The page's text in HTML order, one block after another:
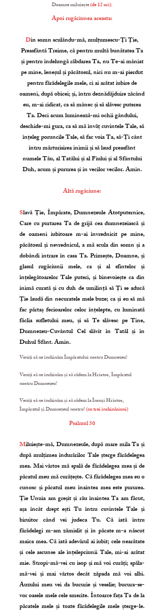
Doamne miluiește(de 12 ori).
Apoi rugăciunea aceasta:
Din somn sculându-mă, mulțumescu-Ți Ție,
Preasfântă Treime, că pentru multă bunătatea Ta
și pentru îndelungă răbdarea Ta, nu Te-ai mâniat
pe mine, leneșul și păcătosul, nici nu m-ai pierdut
pentru fărădelegile mele, ci ai arătat iubire de
oameni, după obicei; și, întru deznădăjduire zăcând
eu, m-ai ridicat, ca să mânec și să slăvesc puterea
Ta. Deci acum luminează-mi ochii gândului,
deschide-mi gura, ca să mă învăț cuvintele Tale, să
înțeleg poruncile Tale, să fac voia Ta, să-Ți cânt
întru mărturisirea inimii și să laud preasfânt
numele Tău, al Tatălui și al Fiului și al Sfântului
Duh, acum și pururea și in vecilor vecilor. Amin.
Altă rugăciune:
Slavă Ție, Împărate, Dumnezeule Atotputernice,
Care cu purtarea Ta de grijă cea dumnezeiască și
de oameni iubitoare m-ai învrednicit pe mine,
păcătosul și nevrednicul, a mă scula din somn și a
dobândi intrare în casa Ta. Primește, Doamne, și
glasul rugăciunii mele, ca și al sfintelor și
înțelegătoarelor Tale puteri, și binevoiește ca din
inimă curată și cu duh de umilință să Ți se aducă
Ție laudă din necuratele mele buze; ca și eu să mă
fac părtaș fecioarelor celor înțelepte, cu luminată
făclia sufletului meu, și să Te slăvesc pe Tine,
Dumnezeu-Cuvântul Cel slăvit în Tatăl și în
Duhul Sfânt. Amin.
Veniți să ne închinăm Împăratului nostru Dumnezeu!
Veniți să ne închinăm și să cădem la Hristos, Împăratul
nostru Dumnezeu!
Veniți să ne închinăm și să cădem la Însuși Hristos,
Împăratul și Dumnezeul nostru!(cu trei închinăciuni)
Psalmul 50
Miluiește-mă, Dumnezeule, după mare mila Ta și
după mulțimea îndurărilor Tale șterge fărădelegea
mea. Mai vârtos mă spală de fărădelegea mea și de
păcatul meu mă curățește. Că fărădelegea mea eu o
cunosc și păcatul meu înaintea mea este pururea.
Ție Unuia am greșit și rău înaintea Ta am făcut,
așa încât drept ești Tu întru cuvintele Tale și
biruitor când vei judeca Tu. Că iată întru
fărădelegi m-am zămislit și în păcate m-a născut
maica mea. Că iată adevărul ai iubit; cele nearătate
și cele ascunse ale înțelepciunii Tale, mi-ai arătat
mie. Stropi-mă-vei cu isop și mă voi curăți; spăla-
mă-vei și mai vârtos decât zăpada mă voi albi.
Auzului meu vei da bucurie și veselie; bucura-se-
vor oasele mele cele smerite. Întoarce fața Ta de la
păcatele mele și toate fărădelegile mele șterge-le.